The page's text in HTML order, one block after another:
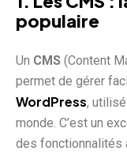
populaire
Un CMS (Content
permet de gérer
WordPress,
monde. C’est un
des fonctionnalités